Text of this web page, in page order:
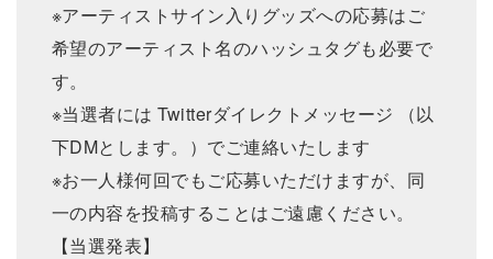
※アーティストサイン入りグッズへの応募はご
希望のアーティスト名のハッシュタグも必要で
す。
※当選者には Twitterダイレクトメッセージ （以
下DMとします。）でご連絡いたします
※お一人様何回でもご応募いただけますが、同
一の内容を投稿することはご遠慮ください。
【当選発表】